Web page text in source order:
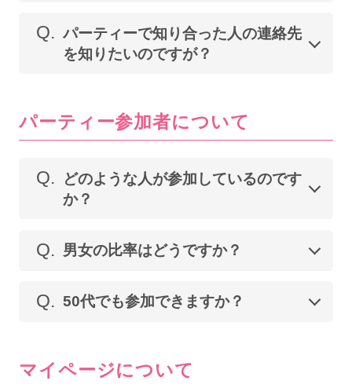
Q. パーティーで知り合った人の連絡先
を知りたいのですが？
パーティー参加者について
Q.
どのような人が参加しているのです
か？
Q. 男女の比率はどうですか？
Q. 50代でも参加できますか？
マイページについて